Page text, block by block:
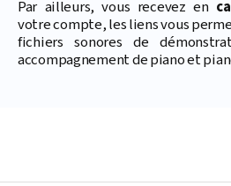
Par ailleurs, vous recevez en
votre compte, les liens vous
fichiers sonores de
accompagnement de piano et